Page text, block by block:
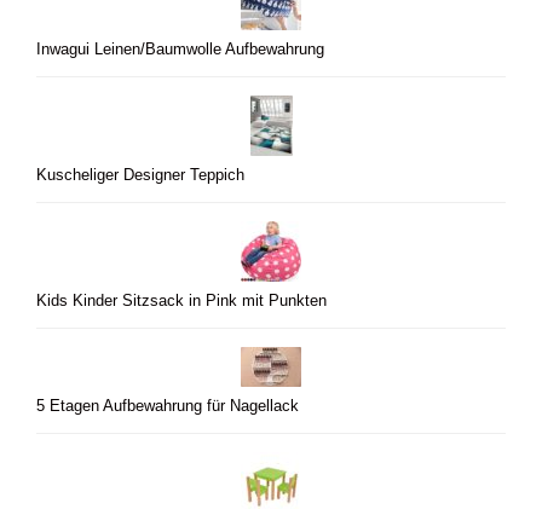
Inwagui Leinen/Baumwolle Aufbewahrung
Kuscheliger Designer Teppich
Kids Kinder Sitzsack in Pink mit Punkten
5 Etagen Aufbewahrung für Nagellack